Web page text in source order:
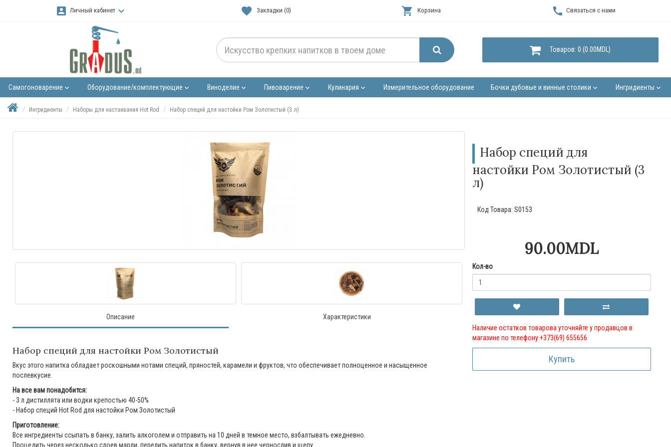
account_box Личный кабинетkeyboard_arrow_down favorite Закладки (0) shopping_cart Корзина call Связаться с нами
Товаров: 0 (0.00MDL)
Самогоноварение keyboard_arrow_down Оборудование/комплектующие keyboard_arrow_down Виноделие keyboard_arrow_down Пивоварение keyboard_arrow_down Кулинария keyboard_arrow_down Измерительное оборудование Бочки дубовые и винные столики keyboard_arrow_down Ингридиенты keyboard_arrow_down
Ингридиенты Наборы для настаивания Hot Rod Набор специй для настойки Ром Золотистый (3 л)
Описание Характеристики
Набор специй для настойки Ром Золотистый
Вкус этого напитка обладает роскошными нотами специй, пряностей, карамели и фруктов, что обеспечивает полноценное и насыщенное
послевкусие.
На все вам понадобится:
- 3 л дистиллята или водки крепостью 40-50%
- Набор специй Hot Rod для настойки Ром Золотистый
Приготовление:
Все ингредиенты ссыпать в банку, залить алкоголем и отправить на 10 дней в темное место, взбалтывать ежедневно.
Процедить через несколько слоев марли, перелить напиток в банку, вернув в нее чернослив и щепу.
Набор специй для
настойки Ром Золотистый (3
л)
Код Товара: S0153
90.00MDL
Кол-во
Наличие остатков товарова уточняйте у продавцов в
магазине по телефону +373(69) 655656
Купить